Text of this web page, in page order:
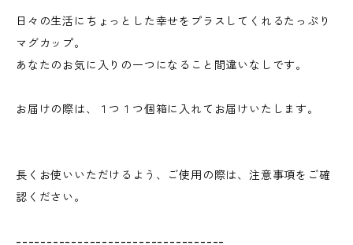
日々の生活にちょっとした幸せをプラスしてくれるたっぷり
マグカップ。
あなたのお気に入りの一つになること間違いなしです。
お届けの際は、１つ１つ個箱に入れてお届けいたします。
長くお使いいただけるよう、ご使用の際は、注意事項をご確
認ください。
----------------------------------